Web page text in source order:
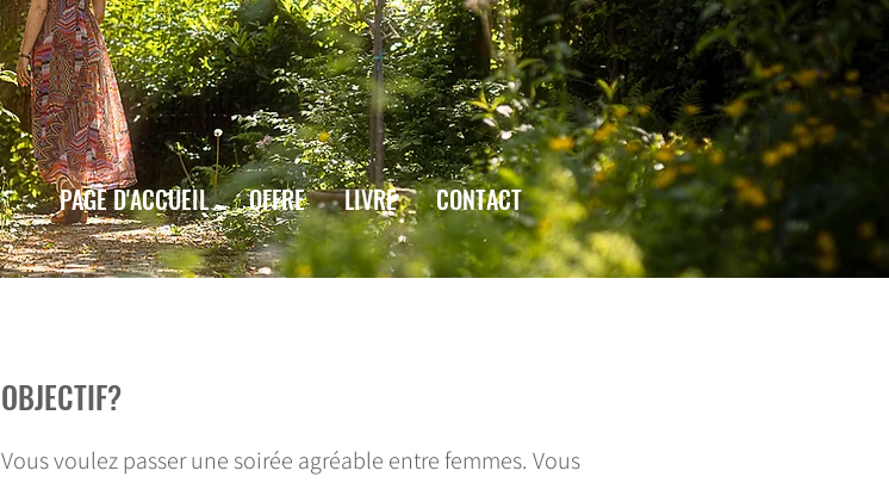
PAGE D'ACCUEIL OFFRE LIVRE CONTACT
OBJECTIF?
Vous voulez passer une soirée agréable entre femmes. Vous